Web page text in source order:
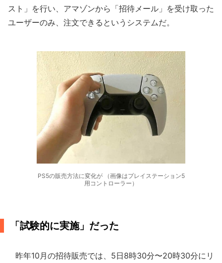
スト」を行い、アマゾンから「招待メール」を受け取った
ユーザーのみ、注文できるというシステムだ。
PS5の販売方法に変化が （画像はプレイステーション5
用コントローラー）
「試験的に実施」だった
昨年10月の招待販売では、5日8時30分〜20時30分にリ